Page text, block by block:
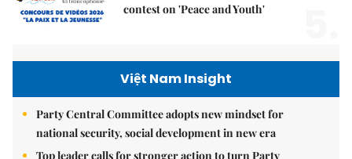
contest on 'Peace and Youth'
Việt Nam Insight
Party Central Committee adopts new mindset for
national security, social development in new era
Top leader calls for stronger action to turn Party